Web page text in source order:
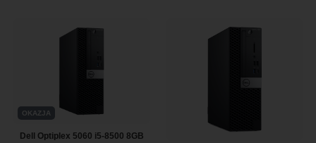
OKAZJA
Dell Optiplex 5060 i5-8500 8GB